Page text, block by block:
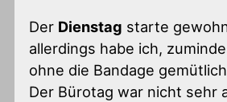
Der Dienstag starte
allerdings habe ich,
ohne die Bandage
Der Bürotag war nicht sehr